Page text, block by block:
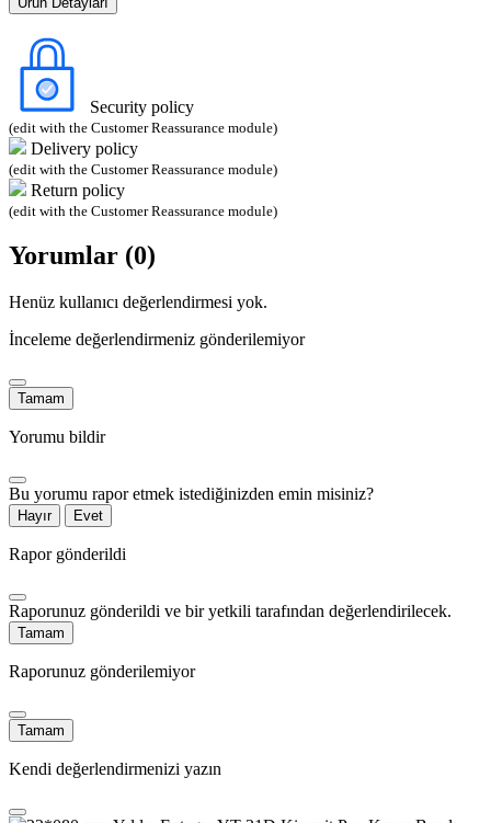
Security policy
(edit with the Customer Reassurance module)
Delivery policy
(edit with the Customer Reassurance module)
Return policy
(edit with the Customer Reassurance module)
Yorumlar (0)
Henüz kullanıcı değerlendirmesi yok.
İnceleme değerlendirmeniz gönderilemiyor
Tamam
Yorumu bildir
Bu yorumu rapor etmek istediğinizden emin misiniz?
Hayır Evet
Rapor gönderildi
Raporunuz gönderildi ve bir yetkili tarafından değerlendirilecek.
Tamam
Raporunuz gönderilemiyor
Tamam
Kendi değerlendirmenizi yazın